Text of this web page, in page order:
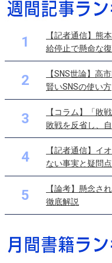
1
【記者通信】熊
給停止で懸命な
2
【SNS世論】高
賢いSNSの使い方
3
【コラム】「敗
敗戦を反省し、
4
【記者通信】イ
ない事実と疑問点
5
【論考】懸念さ
徹底解説